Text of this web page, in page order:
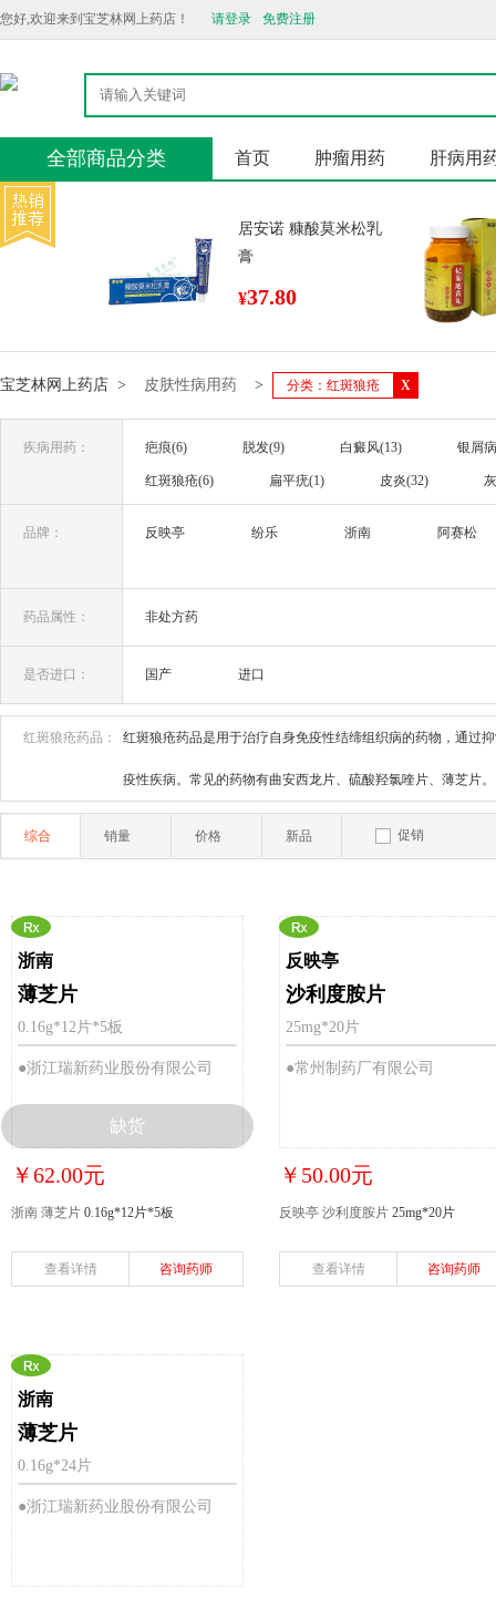
您好,欢迎来到宝芝林网上药店！ 请登录 免费注册
全部商品分类 首页 肿瘤用药 肝病用
居安诺 糠酸莫米松乳
膏
¥37.80
宝芝林网上药店 > 皮肤性病用药 > 分类：红斑狼疮 X
疾病用药： 疤痕(6) 脱发(9) 白癜风(13) 银屑
红斑狼疮(6) 扁平疣(1) 皮炎(32)
品牌： 反映亭 纷乐 浙南 阿赛松
药品属性： 非处方药
是否进口： 国产 进口
红斑狼疮药品： 红斑狼疮药品是用于治疗自身免疫性结缔组织病的药物，通过
疫性疾病。常见的药物有曲安西龙片、硫酸羟氯喹片、薄芝片。
综合 销量 价格 新品 促销
浙南
薄芝片
0.16g*12片*5板
●浙江瑞新药业股份有限公司
￥62.00元
浙南 薄芝片 0.16g*12片*5板
缺货
查看详情 咨询药师
反映亭
沙利度胺片
25mg*20片
●常州制药厂有限公司
￥50.00元
反映亭 沙利度胺片 25mg*20片
查看详情 咨询药师
浙南
薄芝片
0.16g*24片
●浙江瑞新药业股份有限公司